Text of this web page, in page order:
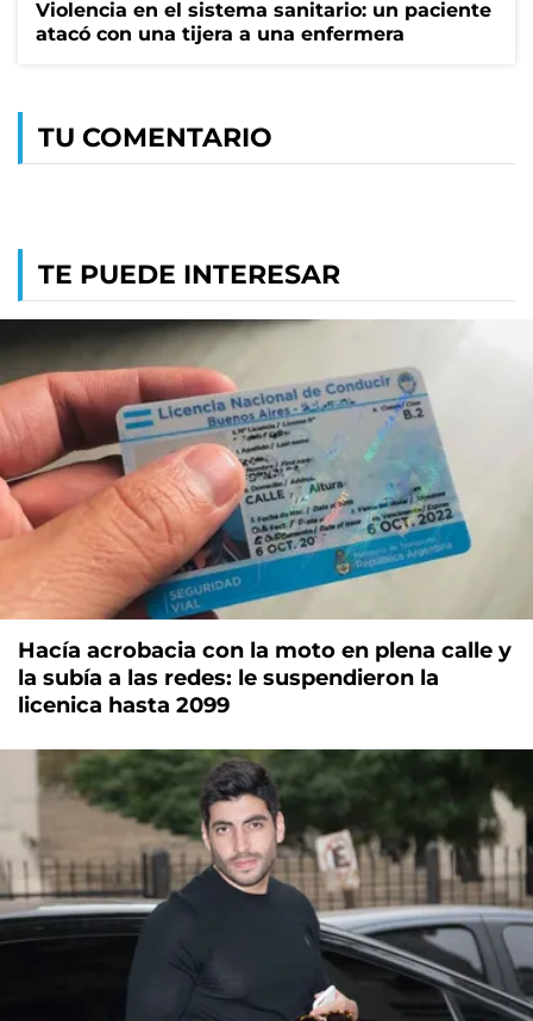
Violencia en el sistema sanitario: un paciente
atacó con una tijera a una enfermera
TU COMENTARIO
TE PUEDE INTERESAR
Hacía acrobacia con la moto en plena calle y
la subía a las redes: le suspendieron la
licenica hasta 2099